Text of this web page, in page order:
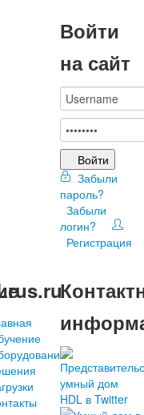
Войти
на сайт
Войти
Забыли
пароль?
Забыли
логин?
Регистрация